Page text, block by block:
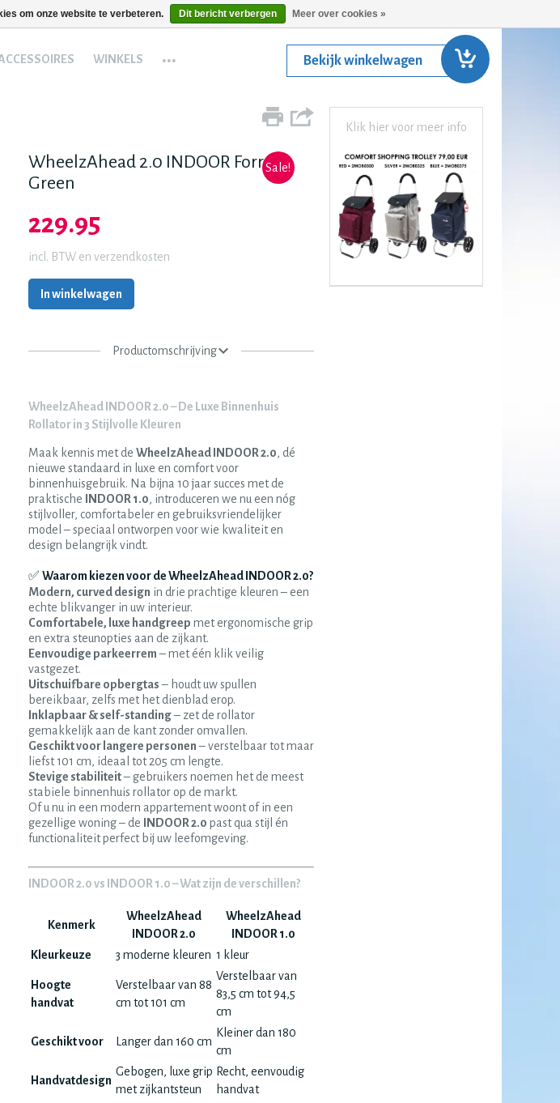
WINKELS ... Bekijk winkelwagen
Sale!
WheelzAhead 2.0 INDOOR Forrest
Green
229.95
incl. BTW en verzendkosten
In winkelwagen
Productomschrijving
WheelzAhead INDOOR 2.0 – De Luxe Binnenhuis
Rollator in 3 Stijlvolle Kleuren
Maak kennis met de WheelzAhead INDOOR 2.0, dé
nieuwe standaard in luxe en comfort voor
binnenhuisgebruik. Na bijna 10 jaar succes met de
praktische
INDOOR 1.0, introduceren we nu een nóg
stijlvoller, comfortabeler en gebruiksvriendelijker
model – speciaal ontworpen voor wie kwaliteit en
design belangrijk vindt.
✅ Waarom kiezen voor de WheelzAhead INDOOR 2.0?
Modern, curved design in drie prachtige kleuren – een
echte blikvanger in uw interieur.
Comfortabele, luxe handgreep met ergonomische grip
en extra steunopties aan de zijkant.
Eenvoudige parkeerrem– met één klik veilig
vastgezet.
Uitschuifbare opbergtas– houdt uw spullen
bereikbaar, zelfs met het dienblad erop.
Inklapbaar & self-standing– zet de rollator
gemakkelijk aan de kant zonder omvallen.
Geschikt voor langere personen– verstelbaar tot maar
liefst 101 cm, ideaal tot 205 cm lengte.
Stevige stabiliteit– gebruikers noemen het de meest
stabiele binnenhuis rollator op de markt.
Of u nu in een modern appartement woont of in een
gezellige woning – de
INDOOR 2.0 past qua stijl én
functionaliteit perfect bij uw leefomgeving.
INDOOR 2.0 vs INDOOR 1.0 – Wat zijn de verschillen?
Kenmerk
WheelzAhead
INDOOR 2.0
WheelzAhead
INDOOR 1.0
Kleurkeuze
3 moderne kleuren 1 kleur
Hoogte
handvat
Verstelbaar van 88
cm tot 101 cm
Verstelbaar van
83,5 cm tot 94,5
cm
Geschikt voor Langer dan 160 cm
Kleiner dan 180
cm
Handvatdesign
Gebogen, luxe grip
met zijkantsteun
Recht, eenvoudig
handvat
Klik hier voor meer info
om onze website te verbeteren. Dit bericht verbergen Meer over cookies »